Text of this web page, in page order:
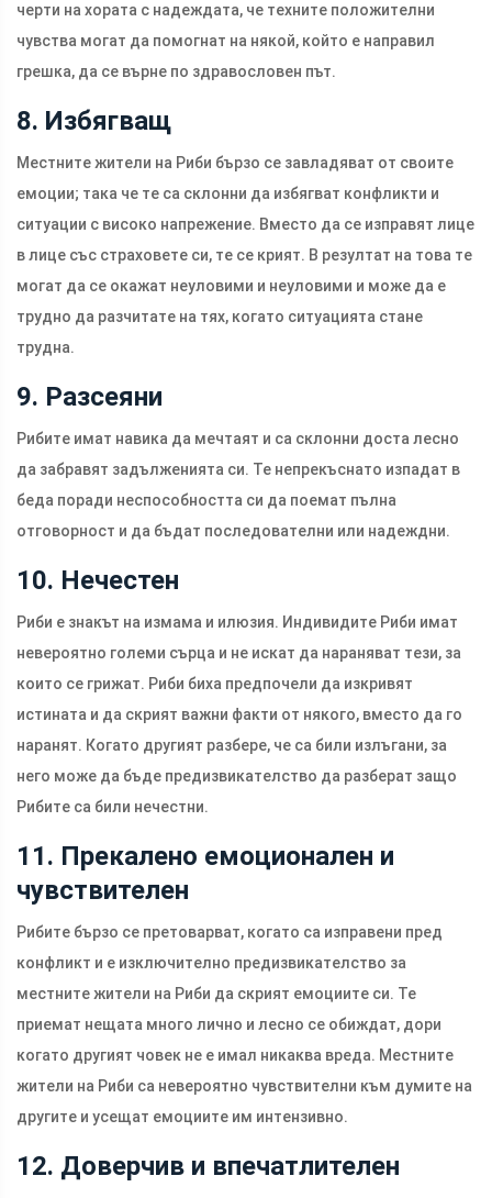
черти на хората с надеждата, че техните положителни
чувства могат да помогнат на някой, който е направил
грешка, да се върне по здравословен път.
8. Избягващ
Местните жители на Риби бързо се завладяват от своите
емоции; така че те са склонни да избягват конфликти и
ситуации с високо напрежение. Вместо да се изправят лице
в лице със страховете си, те се крият. В резултат на това те
могат да се окажат неуловими и неуловими и може да е
трудно да разчитате на тях, когато ситуацията стане
трудна.
9. Разсеяни
Рибите имат навика да мечтаят и са склонни доста лесно
да забравят задълженията си. Те непрекъснато изпадат в
беда поради неспособността си да поемат пълна
отговорност и да бъдат последователни или надеждни.
10. Нечестен
Риби е знакът на измама и илюзия. Индивидите Риби имат
невероятно големи сърца и не искат да нараняват тези, за
които се грижат. Риби биха предпочели да изкривят
истината и да скрият важни факти от някого, вместо да го
наранят. Когато другият разбере, че са били излъгани, за
него може да бъде предизвикателство да разберат защо
Рибите са били нечестни.
11. Прекалено емоционален и
чувствителен
Рибите бързо се претоварват, когато са изправени пред
конфликт и е изключително предизвикателство за
местните жители на Риби да скрият емоциите си. Те
приемат нещата много лично и лесно се обиждат, дори
когато другият човек не е имал никаква вреда. Местните
жители на Риби са невероятно чувствителни към думите на
другите и усещат емоциите им интензивно.
12. Доверчив и впечатлителен